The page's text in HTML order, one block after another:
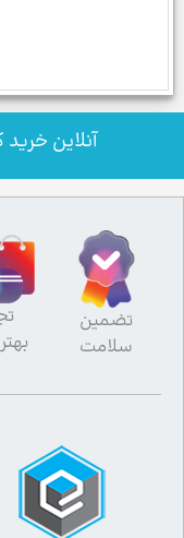
آنلاین
تضمین
سلامت